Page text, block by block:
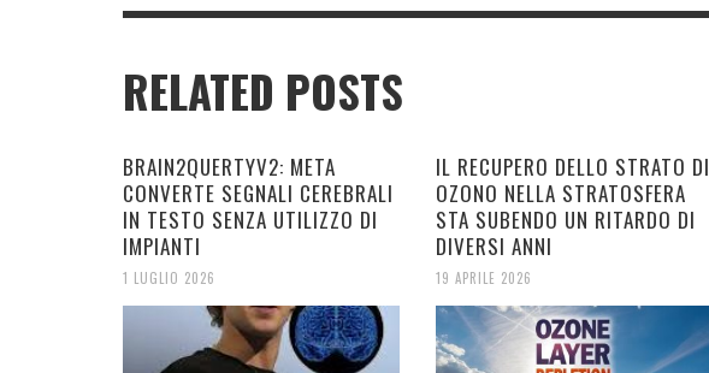
RELATED POSTS
BRAIN2QUERTYV2: META
CONVERTE SEGNALI CEREBRALI
IN TESTO SENZA UTILIZZO DI
IMPIANTI
1 LUGLIO 2026
IL RECUPERO DELLO STRATO DI
OZONO NELLA STRATOSFERA
STA SUBENDO UN RITARDO DI
DIVERSI ANNI
19 APRILE 2026